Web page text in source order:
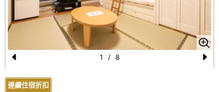
e
1 / 8
連續住宿折扣